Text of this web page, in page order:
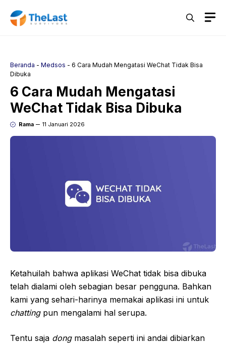
Beranda - Medsos - 6 Cara Mudah Mengatasi WeChat Tidak Bisa
Dibuka
6 Cara Mudah Mengatasi
WeChat Tidak Bisa Dibuka
Rama 11 Januari 2026
Ketahuilah bahwa aplikasi WeChat tidak bisa dibuka
telah dialami oleh sebagian besar pengguna. Bahkan
kami yang sehari-harinya memakai aplikasi ini untuk
chattingpun mengalami hal serupa.
Tentu saja dong masalah seperti ini andai dibiarkan